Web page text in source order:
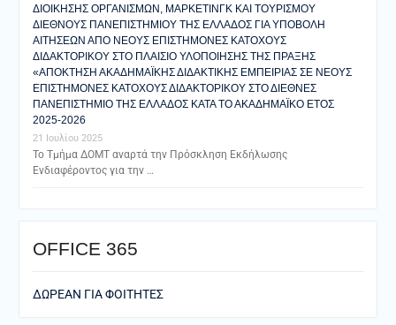
ΔΙΟΙΚΗΣΗΣ ΟΡΓΑΝΙΣΜΩΝ, ΜΑΡΚΕΤΙΝΓΚ ΚΑΙ ΤΟΥΡΙΣΜΟΥ
ΔΙΕΘΝΟΥΣ ΠΑΝΕΠΙΣΤΗΜΙΟΥ ΤΗΣ ΕΛΛΑΔΟΣ ΓΙΑ ΥΠΟΒΟΛΗ
ΑΙΤΗΣΕΩΝ ΑΠΟ ΝΕΟΥΣ ΕΠΙΣΤΗΜΟΝΕΣ ΚΑΤΟΧΟΥΣ
ΔΙΔΑΚΤΟΡΙΚΟΥ ΣΤΟ ΠΛΑΙΣΙΟ ΥΛΟΠΟΙΗΣΗΣ ΤΗΣ ΠΡΑΞΗΣ
«ΑΠΟΚΤΗΣΗ ΑΚΑΔΗΜΑΪΚΗΣ ΔΙΔΑΚΤΙΚΗΣ ΕΜΠΕΙΡΙΑΣ ΣΕ ΝΕΟΥΣ
ΕΠΙΣΤΗΜΟΝΕΣ ΚΑΤΟΧΟΥΣ ΔΙΔΑΚΤΟΡΙΚΟΥ ΣΤΟ ΔΙΕΘΝΕΣ
ΠΑΝΕΠΙΣΤΗΜΙΟ ΤΗΣ ΕΛΛΑΔΟΣ ΚΑΤΑ ΤΟ ΑΚΑΔΗΜΑΪΚΟ ΕΤΟΣ
2025-2026
21 Ιουλίου 2025
Το Τμήμα ΔΟΜΤ αναρτά την Πρόσκληση Εκδήλωσης
Ενδιαφέροντος για την …
ΟFFICE 365
ΔΩΡΕΑΝ ΓΙΑ ΦΟΙΤΗΤΕΣ